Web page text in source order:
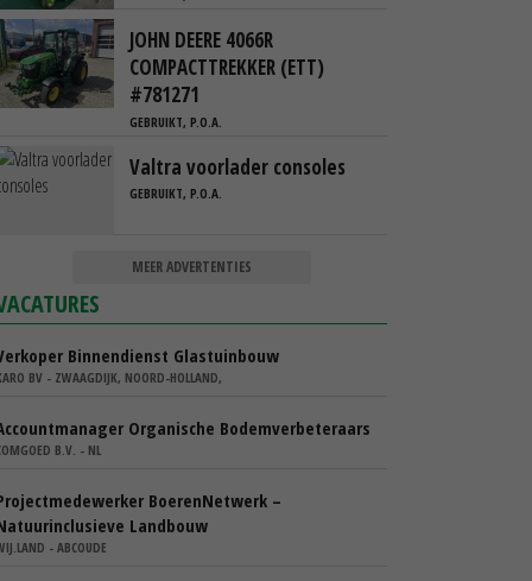
JOHN DEERE 4066R
COMPACTTREKKER (ETT)
#781271
GEBRUIKT, P.O.A.
Valtra voorlader consoles
GEBRUIKT, P.O.A.
MEER ADVERTENTIES
Binnendienst Glastuinbouw
BV - ZWAAGDIJK, NOORD-HOLLAND,
Organische Bodemverbeteraars
B.V. - NL
BoerenNetwerk –
Landbouw
- ABCOUDE